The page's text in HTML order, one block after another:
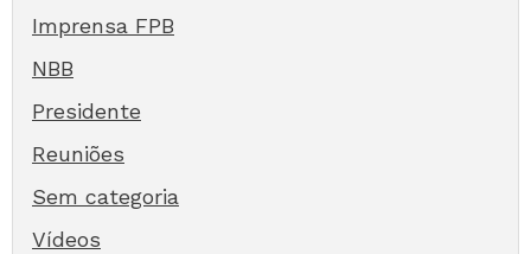
Imprensa FPB
NBB
Presidente
Reuniões
Sem categoria
Vídeos